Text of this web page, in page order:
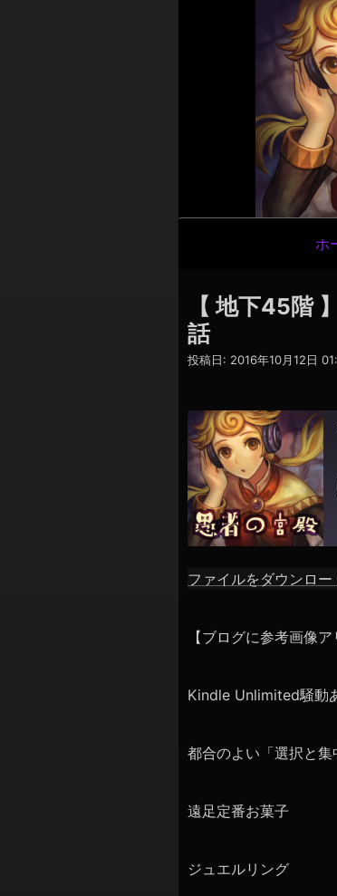
ビ
ゲ
シ
ョ
ン
ホ
【 地下45階
話
投稿日: 2016年10月12日
SHARE
LINK
ファイルをダウンロー
【ブログに参考画像ア
Kindle Unlimited騒動
都合のよい「選択と
遠足定番お菓子
ジュエルリング